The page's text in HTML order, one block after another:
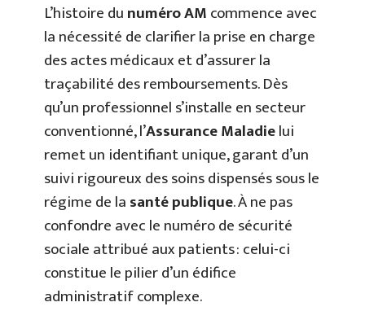
L’histoire dunuméro AMcommence avec
la nécessité de clarifier la prise en charge
des actes médicaux et d’assurer la
traçabilité des remboursements. Dès
qu’un professionnel s’installe en secteur
conventionné, l’Assurance Maladielui
remet un identifiant unique, garant d’un
suivi rigoureux des soins dispensés sous le
régime de lasanté publique. À ne pas
confondre avec le numéro de sécurité
sociale attribué aux patients : celui-ci
constitue le pilier d’un édifice
administratif complexe.